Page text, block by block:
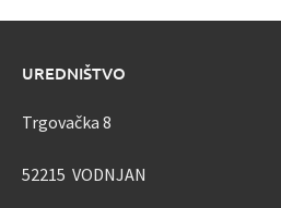
UREDNIŠTVO
Trgovačka 8
52215 VODNJAN